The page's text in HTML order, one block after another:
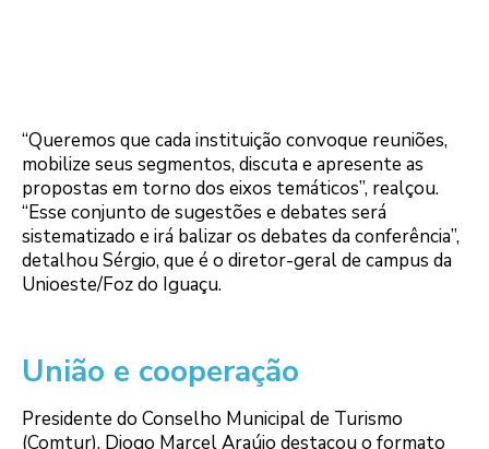
“Queremos que cada instituição convoque reuniões,
mobilize seus segmentos, discuta e apresente as
propostas em torno dos eixos temáticos”, realçou.
“Esse conjunto de sugestões e debates será
sistematizado e irá balizar os debates da conferência”,
detalhou Sérgio, que é o diretor-geral de campus da
Unioeste/Foz do Iguaçu.
União e cooperação
Presidente do Conselho Municipal de Turismo
(Comtur), Diogo Marcel Araújo destacou o formato